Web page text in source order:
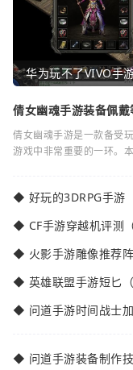
倩女幽魂手游装备佩
倩女幽魂手游是一款备受
游戏中非常重要的一环。
◆ 好玩的3DRPG手游
◆ CF手游穿越机评测
◆ 火影手游雕像推荐
◆ 英雄联盟手游短匕
◆ 问道手游时间战士
◆ 问道手游装备制作